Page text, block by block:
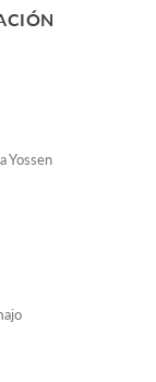
Yossen